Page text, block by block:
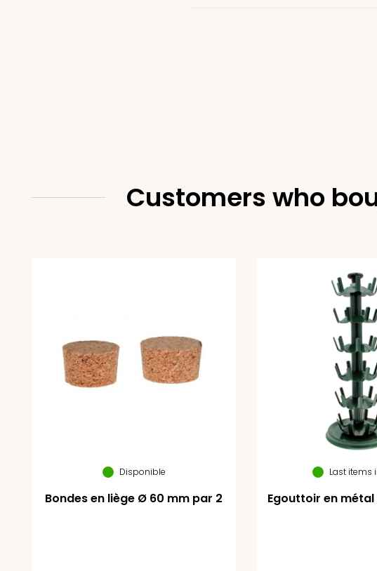
Customers who
Disponible
Bondes en liège Ø 60 mm par 2
Last items
Egouttoir en